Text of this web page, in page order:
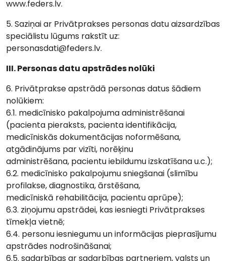
www.feders.lv.
5. Saziņai ar Privātprakses personas datu aizsardzības
speciālistu lūgums rakstīt uz:
personasdati@feders.lv.
III. Personas datu apstrādes nolūki
6. Privātprakse apstrādā personas datus šādiem
nolūkiem:
6.1. medicīnisko pakalpojuma administrēšanai
(pacienta pieraksts, pacienta identifikācija,
medicīniskās dokumentācijas noformēšana,
atgādinājums par vizīti, norēķinu
administrēšana, pacientu iebildumu izskatīšana u.c.);
6.2. medicīnisko pakalpojumu sniegšanai (slimību
profilakse, diagnostika, ārstēšana,
medicīniskā rehabilitācija, pacientu aprūpe);
6.3. ziņojumu apstrādei, kas iesniegti Privātprakses
tīmekļa vietnē;
6.4. personu iesniegumu un informācijas pieprasījumu
apstrādes nodrošināšanai;
6.5. sadarbības ar sadarbības partneriem, valsts un